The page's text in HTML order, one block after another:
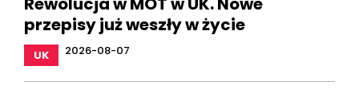
przepisy już weszły w życie
UK 2026-08-07